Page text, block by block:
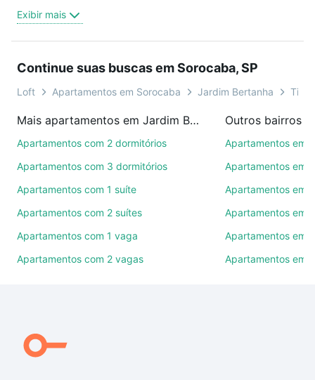
oferta ideal de Apartamentos com 1 suite à venda
em Jardim Bertanha, Sorocaba, SP para conquistar
videochamada, é grátis, sem compromisso e você
ainda conta com mais de 46 mil corretores e
de imóveis.
Como escolher um imóvel?
ruas, bairros e até condomínios favoritos. Você
também pode usar os filtros como quantidade de
quartos, suítes, com ou sem vaga de garagem para
comodidades, como piscina, academia, salão de
Qual o preço de Apartamentos com 1 suite à venda
em Jardim Bertanha, Sorocaba, SP?
Exibir mais
Continue suas buscas em Sorocaba, SP
Loft Apartamentos em Sorocaba Jardim Bertanha Tipo
Mais apartamentos em Jardim Bertanha
Apartamentos com 2 dormitórios
Apartamentos com 3 dormitórios
Apartamentos com 1 suíte
Apartamentos com 2 suítes
Apartamentos com 1 vaga
Apartamentos com 2 vagas
Outros bairros
Apartamentos em
Apartamentos em
Apartamentos em
Apartamentos em
Apartamentos em
Apartamentos em